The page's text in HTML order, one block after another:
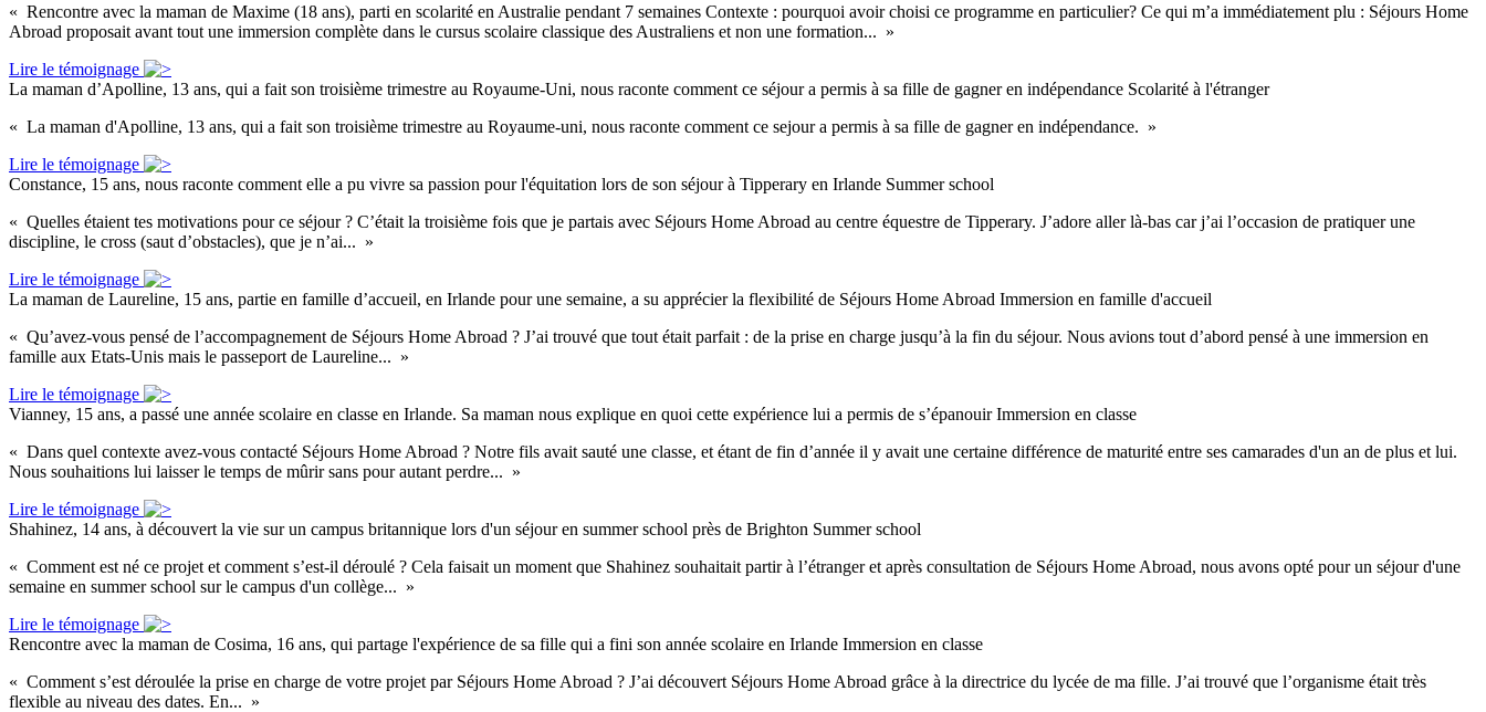
« Rencontre avec la maman de Maxime (18 ans), parti en scolarité en Australie pendant 7 semaines Contexte : pourquoi avoir choisi ce programme en particulier? Ce qui m’a immédiatement plu : Séjours Home
Abroad proposait avant tout une immersion complète dans le cursus scolaire classique des Australiens et non une formation... »
Lire le témoignage
La maman d’Apolline, 13 ans, qui a fait son troisième trimestre au Royaume-Uni, nous raconte comment ce séjour a permis à sa fille de gagner en indépendance Scolarité à l'étranger
« La maman d'Apolline, 13 ans, qui a fait son troisième trimestre au Royaume-uni, nous raconte comment ce sejour a permis à sa fille de gagner en indépendance. »
Lire le témoignage
Constance, 15 ans, nous raconte comment elle a pu vivre sa passion pour l'équitation lors de son séjour à Tipperary en Irlande Summer school
« Quelles étaient tes motivations pour ce séjour ? C’était la troisième fois que je partais avec Séjours Home Abroad au centre équestre de Tipperary. J’adore aller là-bas car j’ai l’occasion de pratiquer une
discipline, le cross (saut d’obstacles), que je n’ai... »
Lire le témoignage
La maman de Laureline, 15 ans, partie en famille d’accueil, en Irlande pour une semaine, a su apprécier la flexibilité de Séjours Home Abroad Immersion en famille d'accueil
« Qu’avez-vous pensé de l’accompagnement de Séjours Home Abroad ? J’ai trouvé que tout était parfait : de la prise en charge jusqu’à la fin du séjour. Nous avions tout d’abord pensé à une immersion en
famille aux Etats-Unis mais le passeport de Laureline... »
Lire le témoignage
Vianney, 15 ans, a passé une année scolaire en classe en Irlande. Sa maman nous explique en quoi cette expérience lui a permis de s’épanouirImmersion en classe
« Dans quel contexte avez-vous contacté Séjours Home Abroad ? Notre fils avait sauté une classe, et étant de fin d’année il y avait une certaine différence de maturité entre ses camarades d'un an de plus et lui.
Nous souhaitions lui laisser le temps de mûrir sans pour autant perdre... »
Lire le témoignage
Shahinez, 14 ans, à découvert la vie sur un campus britannique lors d'un séjour en summer school près de Brighton Summer school
« Comment est né ce projet et comment s’est-il déroulé ? Cela faisait un moment que Shahinez souhaitait partir à l’étranger et après consultation de Séjours Home Abroad, nous avons opté pour un séjour d'une
semaine en summer school sur le campus d'un collège... »
Lire le témoignage
Rencontre avec la maman de Cosima, 16 ans, qui partage l'expérience de sa fille qui a fini son année scolaire en Irlande Immersion en classe
« Comment s’est déroulée la prise en charge de votre projet par Séjours Home Abroad ? J’ai découvert Séjours Home Abroad grâce à la directrice du lycée de ma fille. J’ai trouvé que l’organisme était très
flexible au niveau des dates. En... »